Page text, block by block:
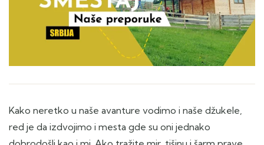
Kako neretko u naše avanture vodimo i naše džukele,
red je da izdvojimo i mesta gde su oni jednako